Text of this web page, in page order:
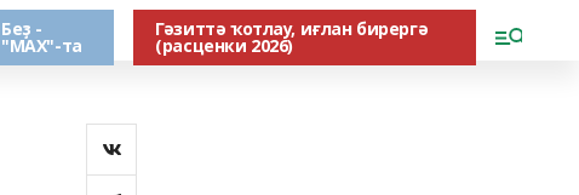
Беҙ -
"МАХ"-та
Гәзиттә ҡотлау, иғлан бирергә
(расценки 2026)